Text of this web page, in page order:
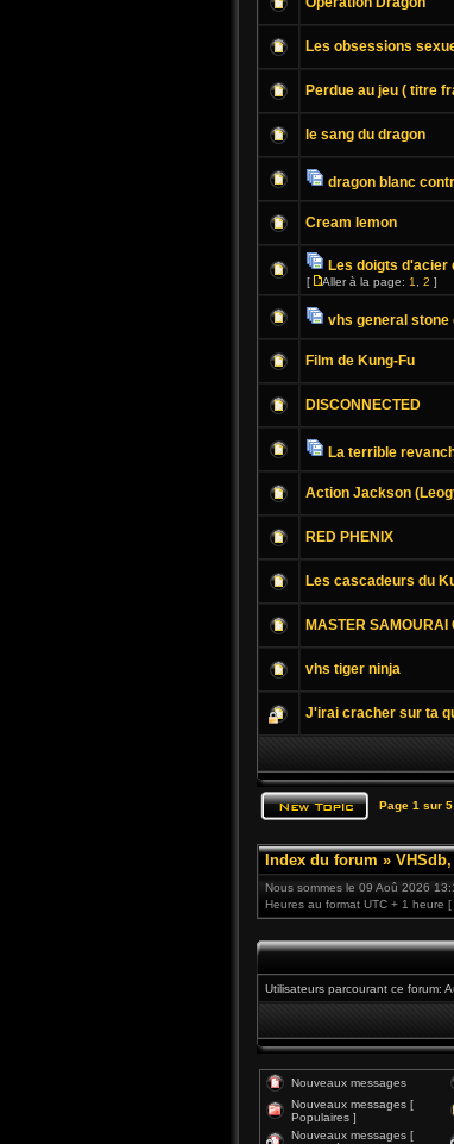
Les obsessions
Perdue au jeu ( titre
le sang du dragon
dragon blanc
Cream lemon
Les doigts d'acier
[ Aller à la page: 1 2 ]
vhs general stone
Film de Kung-Fu
DISCONNECTED
La terrible
Action Jackson
RED PHENIX
Les cascadeurs du
MASTER SAMOURAI
vhs tiger ninja
J'irai cracher sur ta
Page 1 sur 5
Index du forum »
Nous sommes le 09 Aoû 2026
Heures au format UTC + 1 heure [
Utilisateurs parcourant ce forum:
Nouveaux messages
Nouveaux messages [
Populaires ]
Nouveaux messages [